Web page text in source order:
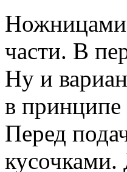
Ножницами
части. В
Ну и
в
Перед
кусочками.